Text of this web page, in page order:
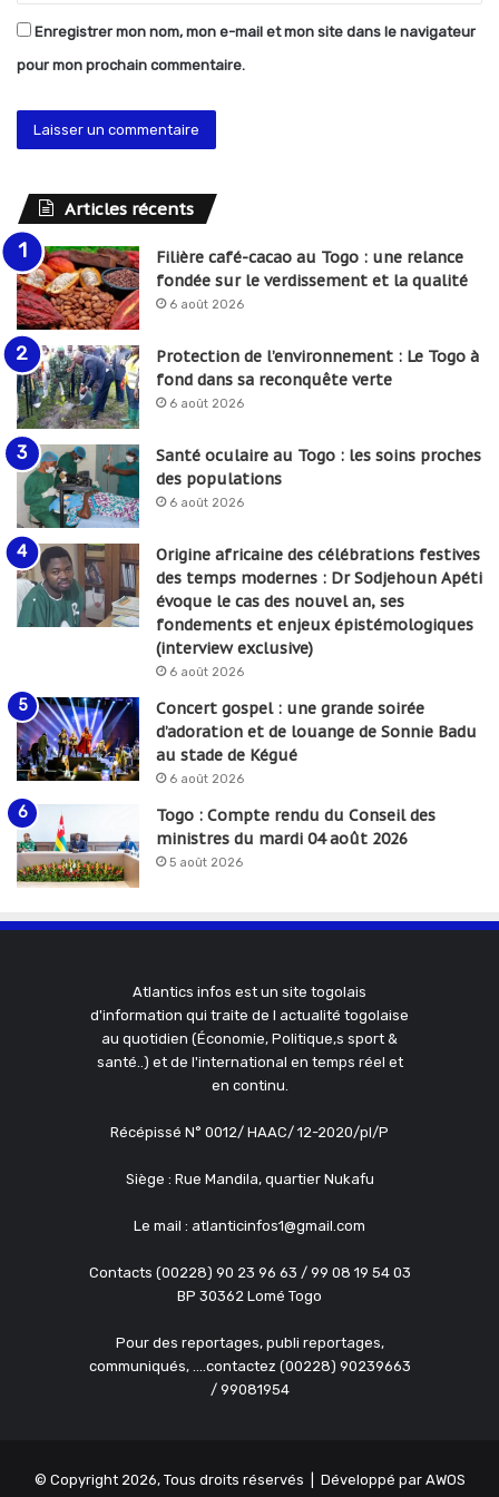
Enregistrer mon nom, mon e-mail et mon site dans le navigateur
pour mon prochain commentaire.
Articles récents
Filière café-cacao au Togo : une relance
fondée sur le verdissement et la qualité
6 août 2026
Protection de l’environnement : Le Togo à
fond dans sa reconquête verte
6 août 2026
Santé oculaire au Togo : les soins proches
des populations
6 août 2026
Origine africaine des célébrations festives
des temps modernes : Dr Sodjehoun Apéti
évoque le cas des nouvel an, ses
fondements et enjeux épistémologiques
(interview exclusive)
6 août 2026
Concert gospel : une grande soirée
d’adoration et de louange de Sonnie Badu
au stade de Kégué
6 août 2026
Togo : Compte rendu du Conseil des
ministres du mardi 04 août 2026
5 août 2026
Atlantics infos est un site togolais
d'information qui traite de l actualité togolaise
au quotidien (Économie, Politique,s sport &
santé..) et de l'international en temps réel et
en continu.
Récépissé N° 0012/ HAAC/ 12-2020/pl/P
Siège : Rue Mandila, quartier Nukafu
Le mail : atlanticinfos1@gmail.com
Contacts (00228) 90 23 96 63 / 99 08 19 54 03
BP 30362 Lomé Togo
Pour des reportages, publi reportages,
communiqués, ....contactez (00228) 90239663
/ 99081954
© Copyright 2026, Tous droits réservés | Développé par AWOS